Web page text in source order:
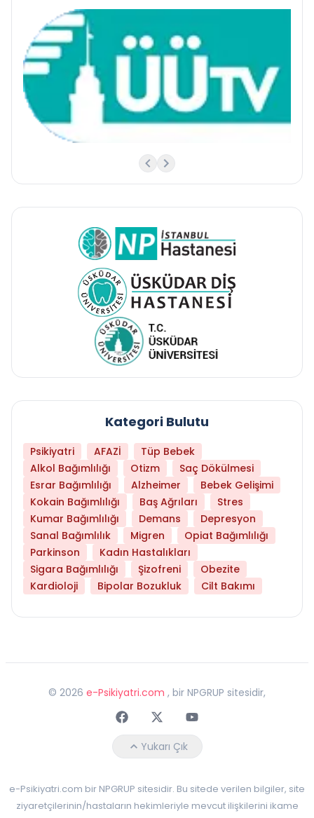
Kategori Bulutu
Psikiyatri AFAZİ
Tüp Bebek
Alkol Bağımlılığı
Otizm
Saç Dökülmesi
Esrar Bağımlılığı
Alzheimer
Bebek Gelişimi
Kokain Bağımlılığı
Baş Ağrıları
Stres
Kumar Bağımlılığı
Demans
Depresyon
Sanal Bağımlılık
Migren
Opiat Bağımlılığı
Parkinson
Kadın Hastalıkları
Sigara Bağımlılığı
Şizofreni
Obezite
Kardioloji
Bipolar Bozukluk Cilt Bakımı
© 2026 e-Psikiyatri.com , bir NPGRUP sitesidir,
FaceebokTwitterYoutube
Yukarı Çık
e-Psikiyatri.com bir NPGRUP sitesidir. Bu sitede verilen bilgiler, site
ziyaretçilerinin/hastaların hekimleriyle mevcut ilişkilerini ikame